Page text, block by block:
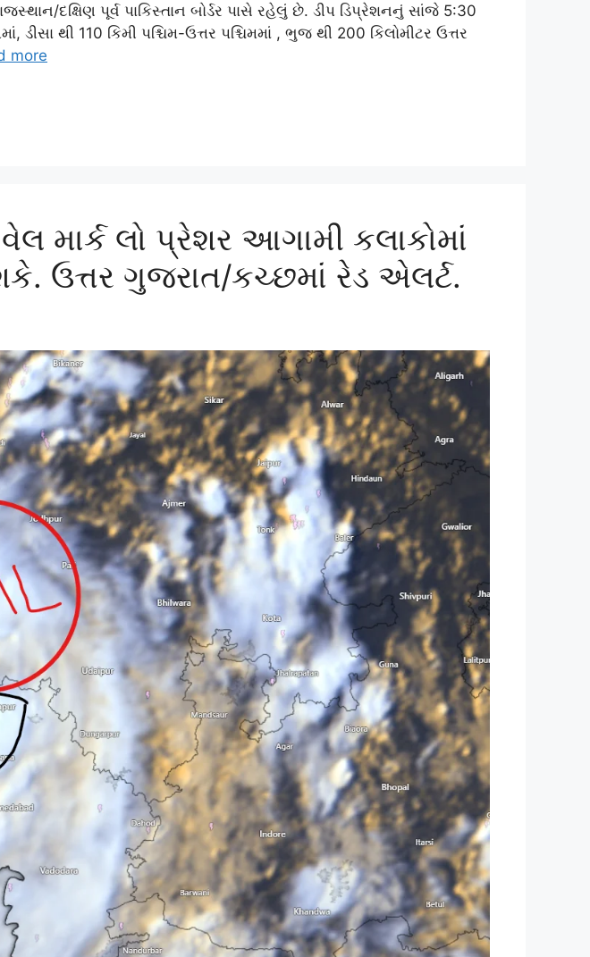
દક્ષિણ પૂર્વ પાકિસ્તાન બોર્ડર પાસે રહેલું છે. ડીપ ડિપ્રેશનનું સાંજે 5:30
થી 110 કિમી પશ્ચિમ-ઉત્તર પશ્ચિમમાં , ભુજ થી 200 કિલોમીટર ઉત્તર
more
વેલ માર્ક લો પ્રેશર આગામી કલાકોમાં
ઉત્તર ગુજરાત/કચ્છમાં રેડ એલર્ટ.